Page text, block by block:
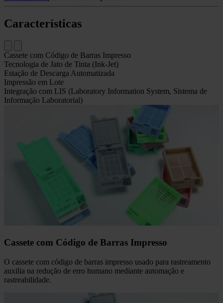
Características
Cassete com Código de Barras Impresso
Tecnologia de Jato de Tinta (Ink-Jet)
Estação de Descarga Automatizada
Impressão em Lote
Integração com LIS (Laboratory Information System, Sistema de
Informação Laboratorial)
Cassete com Código de Barras Impresso
O cassete com código de barras impresso usado para rastreamento
auxilia na redução de erro humano mediante automação e
rastreabilidade.